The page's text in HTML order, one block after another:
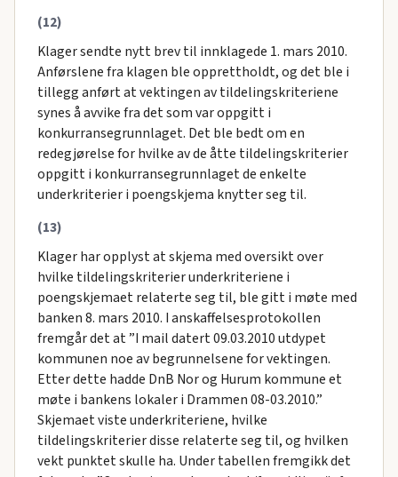
(12)
Klager sendte nytt brev til innklagede 1. mars 2010.
Anførslene fra klagen ble opprettholdt, og det ble i
tillegg anført at vektingen av tildelingskriteriene
synes å avvike fra det som var oppgitt i
konkurransegrunnlaget. Det ble bedt om en
redegjørelse for hvilke av de åtte tildelingskriterier
oppgitt i konkurransegrunnlaget de enkelte
underkriterier i poengskjema knytter seg til.
(13)
Klager har opplyst at skjema med oversikt over
hvilke tildelingskriterier underkriteriene i
poengskjemaet relaterte seg til, ble gitt i møte med
banken 8. mars 2010. I anskaffelsesprotokollen
fremgår det at ”I mail datert 09.03.2010 utdypet
kommunen noe av begrunnelsene for vektingen.
Etter dette hadde DnB Nor og Hurum kommune et
møte i bankens lokaler i Drammen 08-03.2010.”
Skjemaet viste underkriteriene, hvilke
tildelingskriterier disse relaterte seg til, og hvilken
vekt punktet skulle ha. Under tabellen fremgikk det